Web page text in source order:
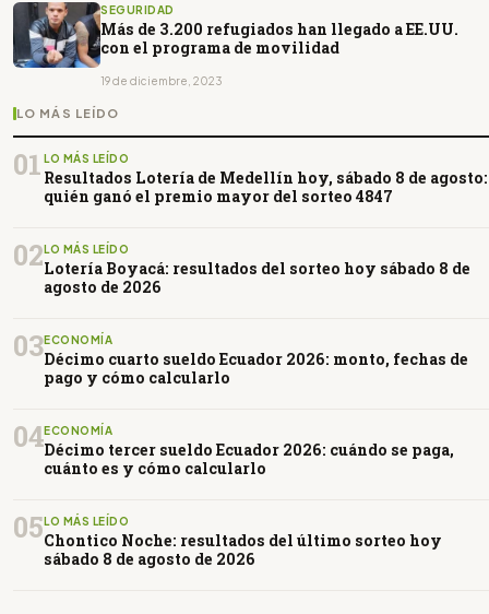
SEGURIDAD
Más de 3.200 refugiados han llegado a EE.UU.
con el programa de movilidad
19 de diciembre, 2023
LO MÁS LEÍDO
01 LO MÁS LEÍDO
Resultados Lotería de Medellín hoy, sábado 8 de agosto:
quién ganó el premio mayor del sorteo 4847
02LO MÁS LEÍDO
Lotería Boyacá: resultados del sorteo hoy sábado 8 de
agosto de 2026
03ECONOMÍA
Décimo cuarto sueldo Ecuador 2026: monto, fechas de
pago y cómo calcularlo
04ECONOMÍA
Décimo tercer sueldo Ecuador 2026: cuándo se paga,
cuánto es y cómo calcularlo
05LO MÁS LEÍDO
Chontico Noche: resultados del último sorteo hoy
sábado 8 de agosto de 2026